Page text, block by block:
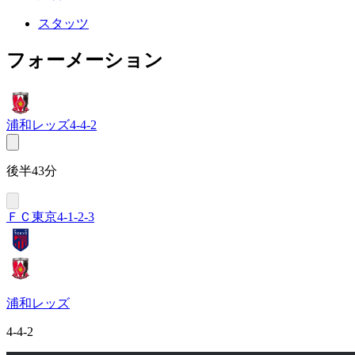
スタッツ
フォーメーション
浦和レッズ4-4-2
後半43分
ＦＣ東京4-1-2-3
浦和レッズ
4-4-2